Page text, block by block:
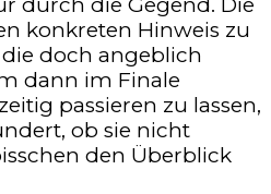
konkreten Hinweis zu
doch angeblich
dann im Finale
passieren zu lassen,
ob sie nicht
den Überblick